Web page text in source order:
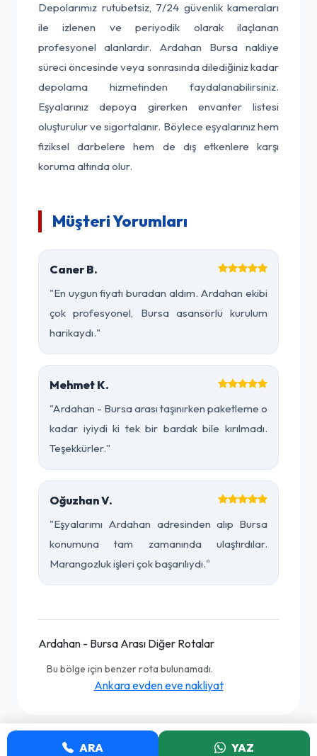
Depolarımız rutubetsiz, 7/24 güvenlik kameraları
ile izlenen ve periyodik olarak ilaçlanan
profesyonel alanlardır. Ardahan Bursa nakliye
süreci öncesinde veya sonrasında dilediğiniz kadar
depolama hizmetinden faydalanabilirsiniz.
Eşyalarınız depoya girerken envanter listesi
oluşturulur ve sigortalanır. Böylece eşyalarınız hem
fiziksel darbelere hem de dış etkenlere karşı
koruma altında olur.
Müşteri Yorumları
Caner B.
"En uygun fiyatı buradan aldım. Ardahan ekibi
çok profesyonel, Bursa asansörlü kurulum
harikaydı."
Mehmet K.
"Ardahan - Bursa arası taşınırken paketleme o
kadar iyiydi ki tek bir bardak bile kırılmadı.
Teşekkürler."
Oğuzhan V.
"Eşyalarımı Ardahan adresinden alıp Bursa
konumuna tam zamanında ulaştırdılar.
Marangozluk işleri çok başarılıydı."
Ardahan - Bursa Arası Diğer Rotalar
Bu bölge için benzer rota bulunamadı.
Ankara evden eve nakliyat
ARA YAZ